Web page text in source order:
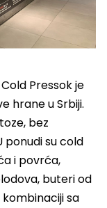
Pressok je
hrane u Srbiji.
bez
ponudi su cold
i povrća,
buteri od
sa